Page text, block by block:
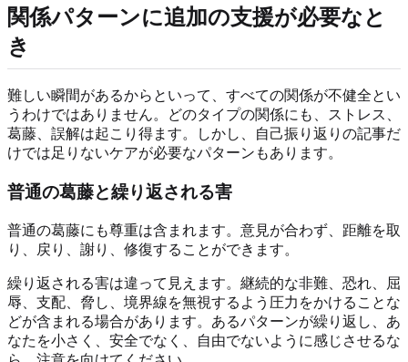
関係パターンに追加の支援が必要なと
き
難しい瞬間があるからといって、すべての関係が不健全とい
うわけではありません。どのタイプの関係にも、ストレス、
葛藤、誤解は起こり得ます。しかし、自己振り返りの記事だ
けでは足りないケアが必要なパターンもあります。
普通の葛藤と繰り返される害
普通の葛藤にも尊重は含まれます。意見が合わず、距離を取
り、戻り、謝り、修復することができます。
繰り返される害は違って見えます。継続的な非難、恐れ、屈
辱、支配、脅し、境界線を無視するよう圧力をかけることな
どが含まれる場合があります。あるパターンが繰り返し、あ
なたを小さく、安全でなく、自由でないように感じさせるな